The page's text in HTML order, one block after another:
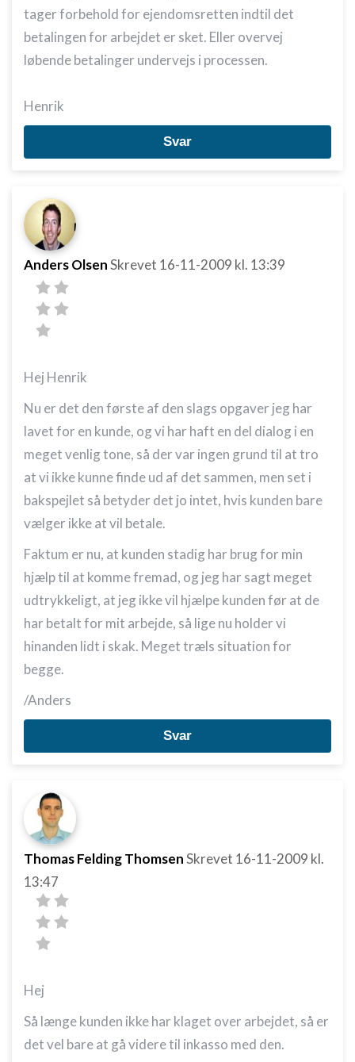
tager forbehold for ejendomsretten indtil det
betalingen for arbejdet er sket. Eller overvej
løbende betalinger undervejs i processen.
Henrik
Svar
Anders OlsenSkrevet 16-11-2009 kl. 13:39
Hej Henrik
Nu er det den første af den slags opgaver jeg har
lavet for en kunde, og vi har haft en del dialog i en
meget venlig tone, så der var ingen grund til at tro
at vi ikke kunne finde ud af det sammen, men set i
bakspejlet så betyder det jo intet, hvis kunden bare
vælger ikke at vil betale.
Faktum er nu, at kunden stadig har brug for min
hjælp til at komme fremad, og jeg har sagt meget
udtrykkeligt, at jeg ikke vil hjælpe kunden før at de
har betalt for mit arbejde, så lige nu holder vi
hinanden lidt i skak. Meget træls situation for
begge.
/Anders
Svar
Thomas Felding ThomsenSkrevet 16-11-2009 kl.
13:47
Hej
Så længe kunden ikke har klaget over arbejdet, så er
det vel bare at gå videre til inkasso med den.